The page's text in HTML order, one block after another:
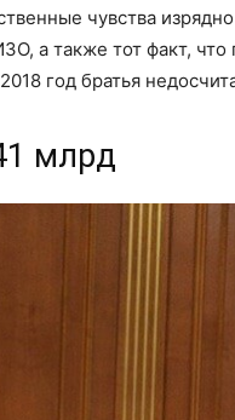
чувства
а также тот факт, что
год братья
млрд